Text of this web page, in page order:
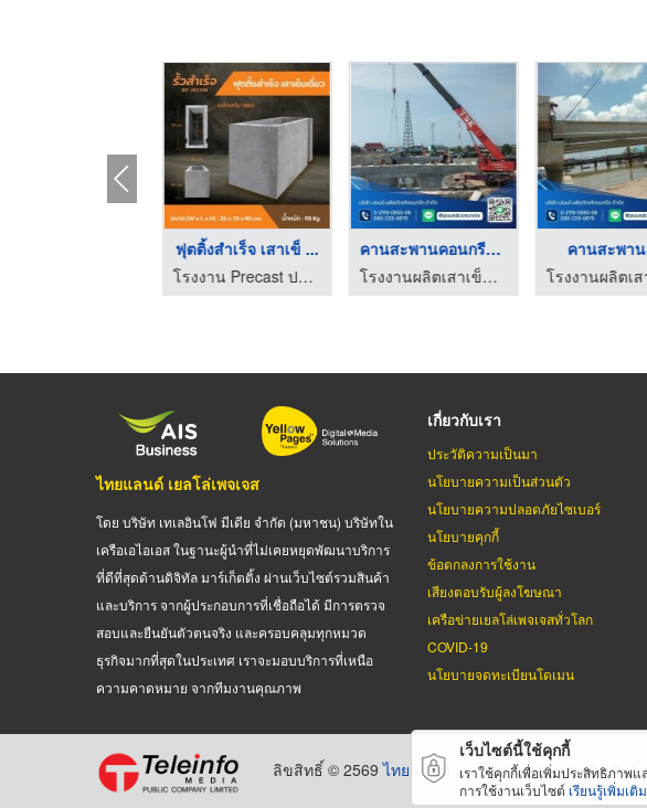
ฟุตติ้งสำเร็จ เสาเข็ ...
โรงงาน Precast ปทุมธานี
คานสะพานคอนกรีตอัดแร ...
โรงงานผลิตเสาเข็มคอนกรีต ปอนด์
คานสะพา
ไทยแลนด์ เยลโล่เพจเจส
โดย บริษัท เทเลอินโฟ มีเดีย จำกัด (มหาชน) บริษัทใน
เครือเอไอเอส ในฐานะผู้นำที่ไม่เคยหยุดพัฒนาบริการ
ที่ดีที่สุดด้านดิจิทัล มาร์เก็ตติ้ง ผ่านเว็บไซต์รวมสินค้า
และบริการ จากผู้ประกอบการที่เชื่อถือได้ มีการตรวจ
สอบและยืนยันตัวตนจริง และครอบคลุมทุกหมวด
ธุรกิจมากที่สุดในประเทศ เราจะมอบบริการที่เหนือ
ความคาดหมาย จากทีมงานคุณภาพ
เกี่ยวกับเรา
ประวัติความเป็นมา
นโยบายความเป็นส่วนตัว
นโยบายความปลอดภัยไซเบอร์
นโยบายคุกกี้
ข้อตกลงการใช้งาน
เสียงตอบรับผู้ลงโฆษณา
เครือข่ายเยลโล่เพจเจสทั่วโลก
COVID-19
นโยบายจดทะเบียนโดเมน
ลิขสิทธิ์ © 2569ไทยแลนด์ เยลโล่เพจเจสสงวนลิขสิทธิ์
เว็บไซต์นี้ใช้คุกกี้
เราใช้คุกกี้เพื่อเพิ่มประสิทธิภา
การใช้งานเว็บไซต์ เรียนรู้เพิ่มเติม